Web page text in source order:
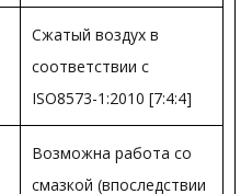
Сжатый воздух в
соответствии с
ISO8573-1:2010 [7:4:4]
Возможна работа со
смазкой (впоследствии